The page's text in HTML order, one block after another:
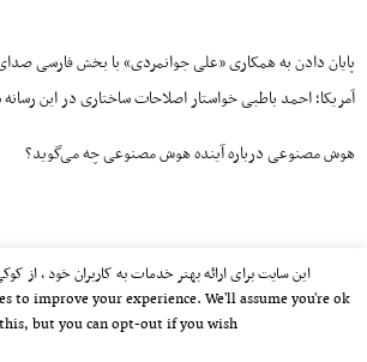
پایان دادن به همکاری «علی جوانمردی» با بخش فارسی
آمریکا؛ احمد باطبی خواستار اصلاحات ساختاری در این
هوش مصنوعی درباره آینده هوش مصنوعی چه می‌گوید؟
این سایت برای ارائه بهتر خدمات به کاربران خود ، از
to improve your experience. We'll assume you're ok
but you can opt-out if you wish.